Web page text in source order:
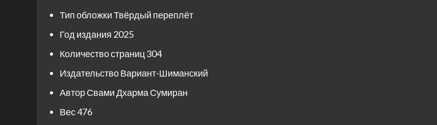
Тип обложкиТвёрдый переплёт
Год издания 2025
Количество страниц304
ИздательствоВариант-Шиманский
АвторСвами Дхарма Сумиран
Вес476